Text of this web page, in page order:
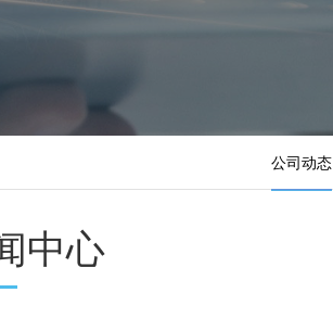
公司动态
中心